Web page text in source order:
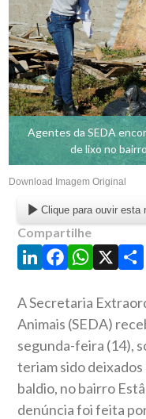
Agentes da SEDA
de lixo no
Download Imagem Original
Clique para ouvir esta
Compartilhe
LinkedIn
Facebook
X
A Secretaria
Animais (SEDA)
segunda-feira (14),
teriam sido
baldio, no bairro
denúncia foi feita